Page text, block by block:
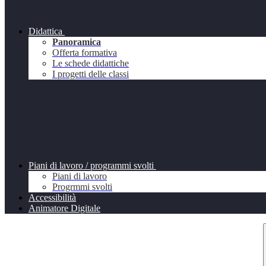
Didattica
Panoramica
Offerta formativa
Le schede didattiche
I progetti delle classi
Piani di lavoro / programmi svolti
Piani di lavoro
Progrmmi svolti
Accessibilità
Animatore Digitale